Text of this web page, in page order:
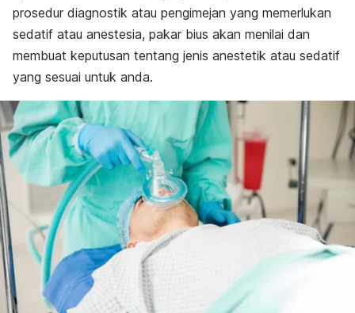
prosedur diagnostik atau pengimejan yang memerlukan
sedatif atau anestesia, pakar bius akan menilai dan
membuat keputusan tentang jenis anestetik atau sedatif
yang sesuai untuk anda.